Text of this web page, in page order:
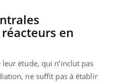
en
étude, qui n’inclut pas
ne suffit pas à établir